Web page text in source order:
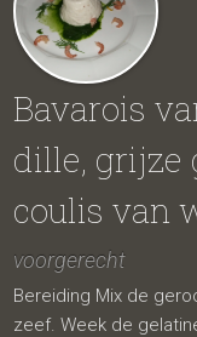
Bavarois
dille, grijze
coulis van
voorgerecht
Bereiding Mix de
zeef. Week de